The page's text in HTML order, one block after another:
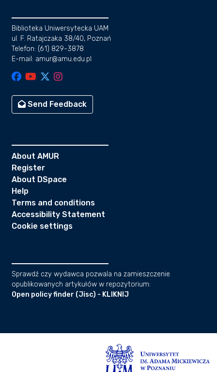
Biblioteka Uniwersytecka UAM
ul. F. Ratajczaka 38/40, Poznań
Telefon: (61) 829-3878
E-mail: amur@amu.edu.pl
Send Feedback
About AMUR
Register
About DSpace
Help
Terms and conditions
Accessibility Statement
Cookie settings
Sprawdź czy wydawca pozwala na zamieszczenie
opublikowanych artykułów w repozytorium:
Open policy finder (Jisc) - KLIKNIJ